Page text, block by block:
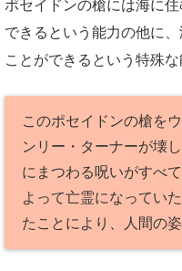
ポセイドンの槍には海に
できるという能力の他に
ことができるという特殊な
このポセイドンの槍を
ンリー・ターナーが壊
にまつわる呪いがすべ
よって亡霊になってい
たことにより、人間の